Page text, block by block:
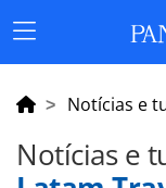
Menu
Principal
Notícias e
Notícias e